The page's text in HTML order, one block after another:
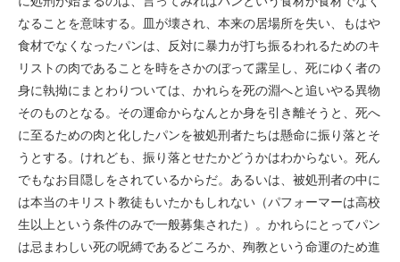
なることを意味する。皿が壊され、本来の居場所を失い、もはや
食材でなくなったパンは、反対に暴力が打ち振るわれるためのキ
リストの肉であることを時をさかのぼって露呈し、死にゆく者の
身に執拗にまとわりついては、かれらを死の淵へと追いやる異物
そのものとなる。その運命からなんとか身を引き離そうと、死へ
に至るための肉と化したパンを被処刑者たちは懸命に振り落とそ
うとする。けれども、振り落とせたかどうかはわからない。死ん
でもなお目隠しをされているからだ。あるいは、被処刑者の中に
は本当のキリスト教徒もいたかもしれない（パフォーマーは高校
生以上という条件のみで一般募集された）。かれらにとってパン
は忌まわしい死の呪縛であるどころか、殉教という命運のため進